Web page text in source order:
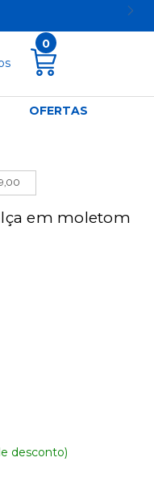
0
OFERTAS
em moletom
desconto)